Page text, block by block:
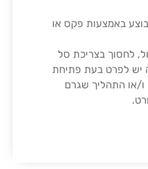
באמצעות פקס או
לחסוך בצריכת סל
יש לפרט בעת פתיחת
או התהליך שגרם